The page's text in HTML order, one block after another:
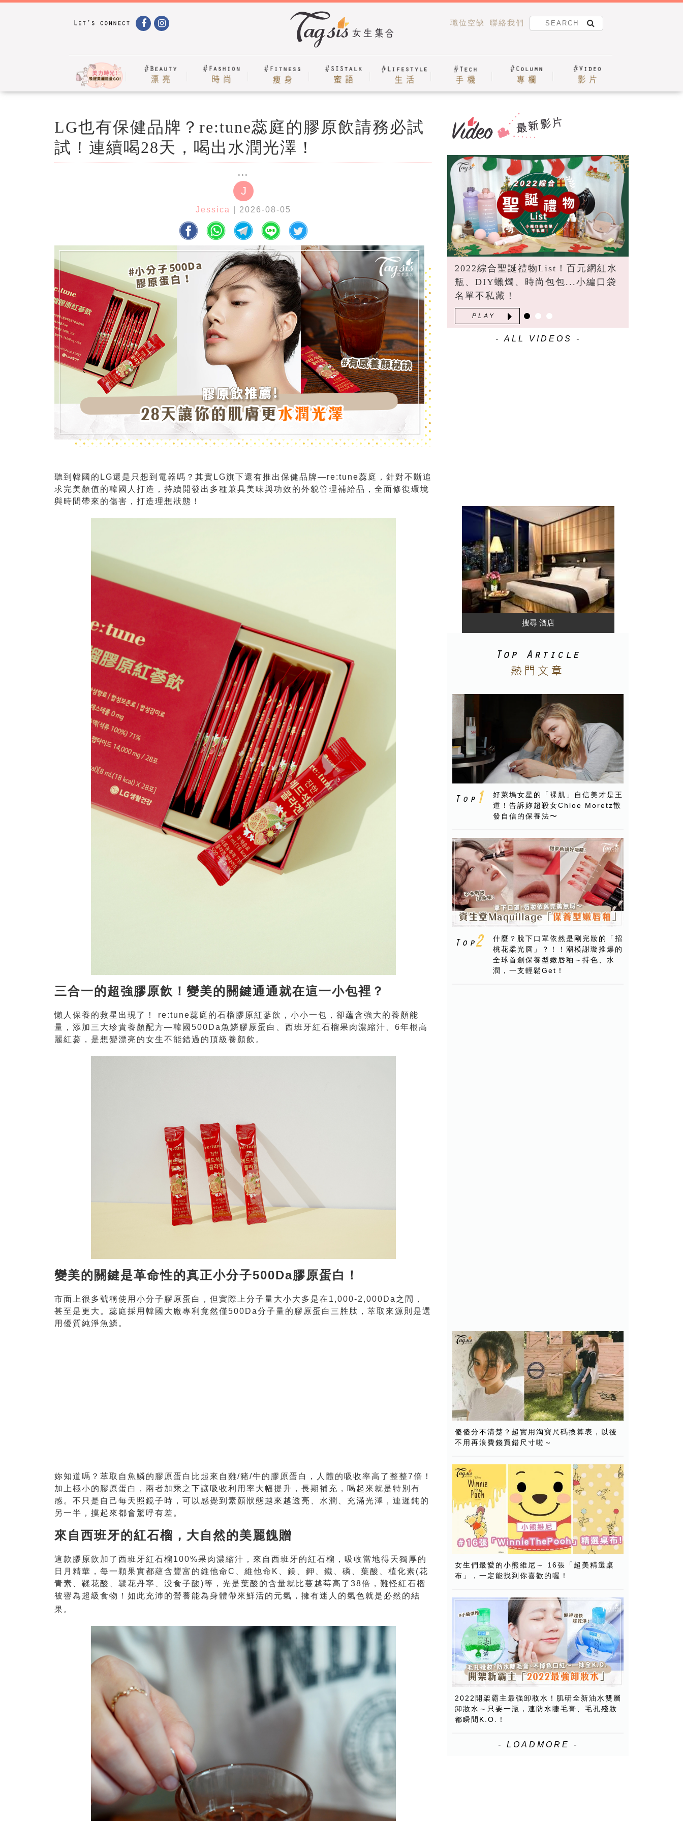
職位空缺 聯絡我們
LG也有保健品牌？re:tune蕊庭的膠原飲請務必試
試！連續喝28天，喝出水潤光澤！
J
Jessica | 2026-08-05
聽到韓國的LG還是只想到電器嗎？其實LG旗下還有推出保健品牌—re:tune蕊庭，針對不斷追
求完美顏值的韓國人打造，持續開發出多種兼具美味與功效的外貌管理補給品，全面修復環境
與時間帶來的傷害，打造理想狀態！
三合一的超強膠原飲！變美的關鍵通通就在這一小包裡？
懶人保養的救星出現了！ re:tune蕊庭的石榴膠原紅蔘飲，小小一包，卻蘊含強大的養顏能
量，添加三大珍貴養顏配方—韓國500Da魚鱗膠原蛋白、西班牙紅石榴果肉濃縮汁、6年根高
麗紅蔘，是想變漂亮的女生不能錯過的頂級養顏飲。
變美的關鍵是革命性的真正小分子500Da膠原蛋白！
市面上很多號稱使用小分子膠原蛋白，但實際上分子量大小大多是在1,000-2,000Da之間，
甚至是更大。蕊庭採用韓國大廠專利竟然僅500Da分子量的膠原蛋白三胜肽，萃取來源則是選
用優質純淨魚鱗。
妳知道嗎？萃取自魚鱗的膠原蛋白比起來自雞/豬/牛的膠原蛋白，人體的吸收率高了整整7倍！
加上極小的膠原蛋白，兩者加乘之下讓吸收利用率大幅提升，長期補充，喝起來就是特別有
感。不只是自己每天照鏡子時，可以感覺到素顏狀態越來越透亮、水潤、充滿光澤，連遲鈍的
另一半，摸起來都會驚呼有差。
來自西班牙的紅石榴，大自然的美麗餽贈
這款膠原飲加了西班牙紅石榴100%果肉濃縮汁，來自西班牙的紅石榴，吸收當地得天獨厚的
日月精華，每一顆果實都蘊含豐富的維他命C、維他命K、鎂、鉀、鐵、磷、葉酸、植化素(花
青素、鞣花酸、鞣花丹寧、没食子酸)等，光是葉酸的含量就比蔓越莓高了38倍，難怪紅石榴
被譽為超級食物！如此充沛的營養能為身體帶來鮮活的元氣，擁有迷人的氣色就是必然的結
果。
2022綜合聖誕禮物List！百元網紅水
瓶、DIY蠟燭、時尚包包...小編口袋
名單不私藏！
PLAY
- ALL VIDEOS -
好萊塢女星的「裸肌」自信美才是王
道！告訴妳超殺女Chloe Moretz散
發自信的保養法〜
什麼？脫下口罩依然是剛完妝的「招
桃花柔光唇」？！！潮模謝璇推爆的
全球首創保養型嫩唇釉～持色、水
潤，一支輕鬆Get！
傻傻分不清楚？超實用淘寶尺碼換算表，以後
不用再浪費錢買錯尺寸啦～
女生們最愛的小熊維尼～ 16張「超美精選桌
布」，一定能找到你喜歡的喔！
2022開架霸主最強卸妝水！肌研全新油水雙層
卸妝水～只要一瓶，連防水睫毛膏、毛孔殘妝
都瞬間K.O.！
- LOADMORE -